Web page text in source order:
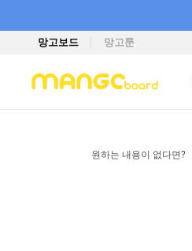
망고보드 망고툰
원하는 내용이 없다면?